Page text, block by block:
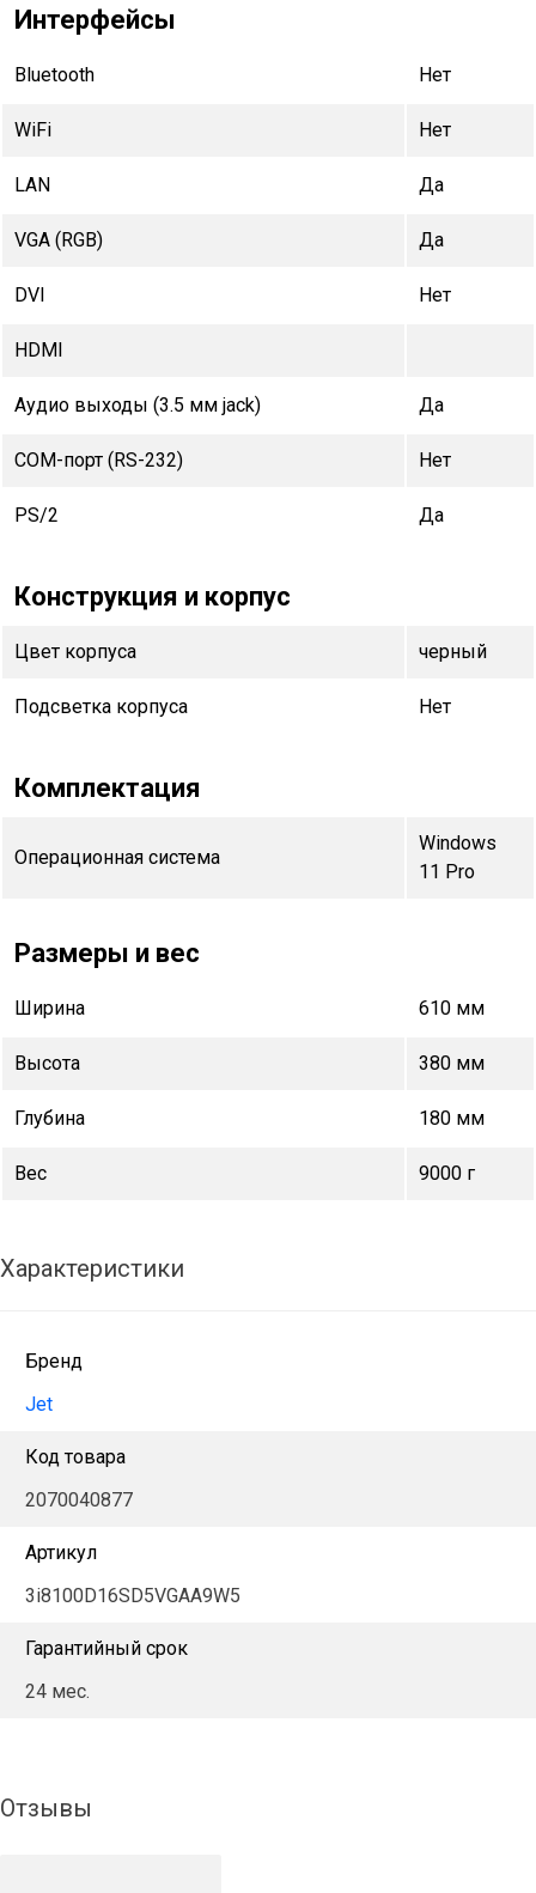
Интерфейсы
Bluetooth Нет
WiFi Нет
LAN Да
VGA (RGB) Да
DVI Нет
HDMI
Аудио выходы (3.5 мм jack) Да
COM-порт (RS-232) Нет
PS/2 Да
Конструкция и корпус
Цвет корпуса черный
Подсветка корпуса Нет
Комплектация
Операционная система
Windows
11 Pro
Размеры и вес
Ширина 610 мм
Высота 380 мм
Глубина 180 мм
Вес 9000 г
Характеристики
Бренд
Jet
Код товара
2070040877
Артикул
3i8100D16SD5VGAA9W5
Гарантийный срок
24 мес.
Отзывы